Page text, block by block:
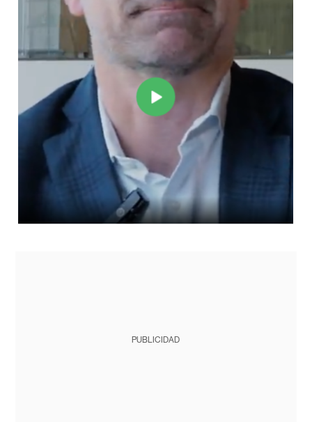
PUBLICIDAD